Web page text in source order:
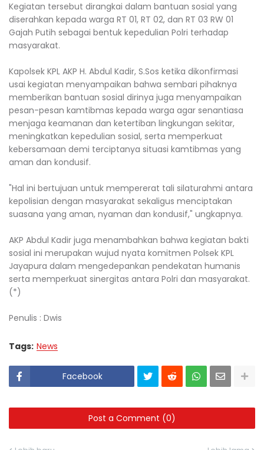
Kegiatan tersebut dirangkai dalam bantuan sosial yang
diserahkan kepada warga RT 01, RT 02, dan RT 03 RW 01
Gajah Putih sebagai bentuk kepedulian Polri terhadap
masyarakat.
Kapolsek KPL AKP H. Abdul Kadir, S.Sos ketika dikonfirmasi
usai kegiatan menyampaikan bahwa sembari pihaknya
memberikan bantuan sosial dirinya juga menyampaikan
pesan-pesan kamtibmas kepada warga agar senantiasa
menjaga keamanan dan ketertiban lingkungan sekitar,
meningkatkan kepedulian sosial, serta memperkuat
kebersamaan demi terciptanya situasi kamtibmas yang
aman dan kondusif.
"Hal ini bertujuan untuk mempererat tali silaturahmi antara
kepolisian dengan masyarakat sekaligus menciptakan
suasana yang aman, nyaman dan kondusif," ungkapnya.
AKP Abdul Kadir juga menambahkan bahwa kegiatan bakti
sosial ini merupakan wujud nyata komitmen Polsek KPL
Jayapura dalam mengedepankan pendekatan humanis
serta memperkuat sinergitas antara Polri dan masyarakat.
(*)
Penulis : Dwis
Tags: News
Facebook
Post a Comment (0)